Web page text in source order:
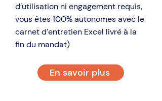
d’utilisation ni engagement requis,
vous êtes 100% autonomes avec le
carnet d’entretien Excel livré à la
fin du mandat)
En savoir plus